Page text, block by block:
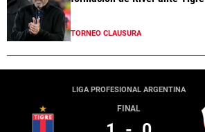
TORNEO CLAUSURA
LIGA PROFESIONAL ARGENTINA
FINAL